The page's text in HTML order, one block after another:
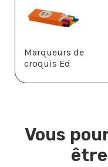
Marqueurs de
croquis Ed
Vous